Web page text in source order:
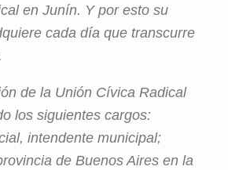
en Junín. Y por esto su
cada día que transcurre
de la Unión Cívica Radical
los siguientes cargos:
intendente municipal;
de Buenos Aires en la